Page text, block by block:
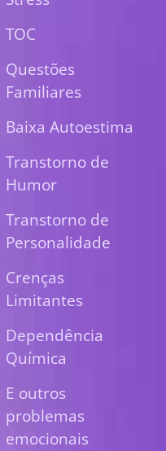
TOC
Questões
Familiares
Baixa Autoestima
Transtorno de
Humor
Transtorno de
Personalidade
Crenças
Limitantes
Dependência
Química
E outros
problemas
emocionais